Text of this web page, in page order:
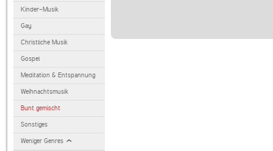
Kinder-Musik
Gay
Christliche Musik
Gospel
Meditation & Entspannung
Weihnachtsmusik
Bunt gemischt
Sonstiges
Weniger Genres